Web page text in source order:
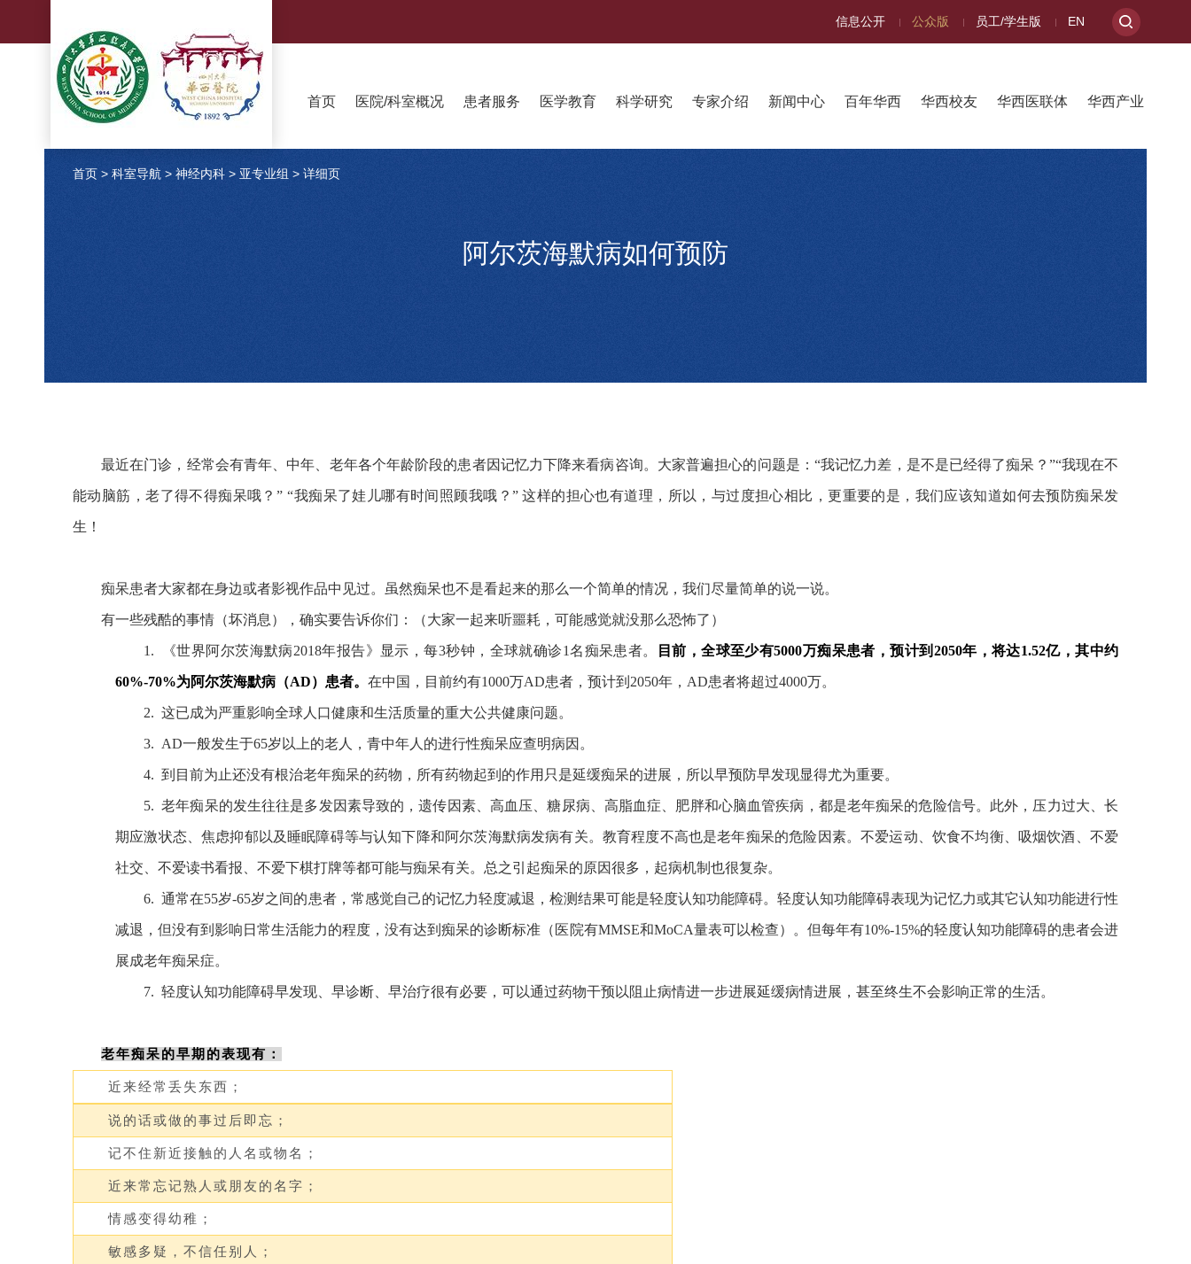
信息公开 公众版 员工/学生版 EN
首页 医院/科室概况 患者服务 医学教育 科学研究 专家介绍 新闻中心 百年华西 华西校友 华西医联体 华西产业
首页 > 科室导航 > 神经内科 > 亚专业组 > 详细页
阿尔茨海默病如何预防
最近在门诊，经常会有青年、中年、老年各个年龄阶段的患者因记忆力下降来看病咨询。大家普遍担心的问题是：“我记忆力差，是不是已经得了痴呆？”“我现在不
能动脑筋，老了得不得痴呆哦？” “我痴呆了娃儿哪有时间照顾我哦？” 这样的担心也有道理，所以，与过度担心相比，更重要的是，我们应该知道如何去预防痴呆发
生！
痴呆患者大家都在身边或者影视作品中见过。虽然痴呆也不是看起来的那么一个简单的情况，我们尽量简单的说一说。
有一些残酷的事情（坏消息），确实要告诉你们：（大家一起来听噩耗，可能感觉就没那么恐怖了）
1. 《世界阿尔茨海默病2018年报告》显示，每3秒钟，全球就确诊1名痴呆患者。 目前，全球至少有5000万痴呆患者，预计到2050年，将达1.52亿，其中约
60%-70%为阿尔茨海默病（AD）患者。 在中国，目前约有1000万AD患者，预计到2050年，AD患者将超过4000万。
2. 这已成为严重影响全球人口健康和生活质量的重大公共健康问题。
3. AD一般发生于65岁以上的老人，青中年人的进行性痴呆应查明病因。
4. 到目前为止还没有根治老年痴呆的药物，所有药物起到的作用只是延缓痴呆的进展，所以早预防早发现显得尤为重要。
5. 老年痴呆的发生往往是多发因素导致的，遗传因素、高血压、糖尿病、高脂血症、肥胖和心脑血管疾病，都是老年痴呆的危险信号。此外，压力过大、长
期应激状态、焦虑抑郁以及睡眠障碍等与认知下降和阿尔茨海默病发病有关。教育程度不高也是老年痴呆的危险因素。不爱运动、饮食不均衡、吸烟饮酒、不爱
社交、不爱读书看报、不爱下棋打牌等都可能与痴呆有关。总之引起痴呆的原因很多，起病机制也很复杂。
6. 通常在55岁-65岁之间的患者，常感觉自己的记忆力轻度减退，检测结果可能是轻度认知功能障碍。轻度认知功能障碍表现为记忆力或其它认知功能进行性
减退，但没有到影响日常生活能力的程度，没有达到痴呆的诊断标准（医院有MMSE和MoCA量表可以检查）。但每年有10%-15%的轻度认知功能障碍的患者会进
展成老年痴呆症。
7. 轻度认知功能障碍早发现、早诊断、早治疗很有必要，可以通过药物干预以阻止病情进一步进展延缓病情进展，甚至终生不会影响正常的生活。
老年痴呆的早期的表现有：
近来经常丢失东西；
说的话或做的事过后即忘；
记不住新近接触的人名或物名；
近来常忘记熟人或朋友的名字；
情感变得幼稚；
敏感多疑，不信任别人；